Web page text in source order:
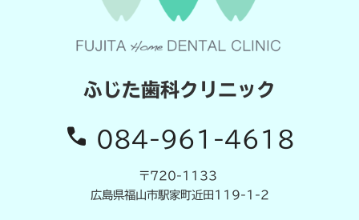
ふじた歯科クリニック
084-961-4618
〒720-1133
広島県福山市駅家町近田119-1-2